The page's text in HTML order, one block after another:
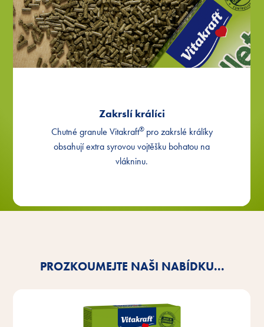
Zakrslí králíci
Chutné granule Vitakraft® pro zakrslé králíky
obsahují extra syrovou vojtěšku bohatou na
vlákninu.
PROZKOUMEJTE NAŠI NABÍDKU...